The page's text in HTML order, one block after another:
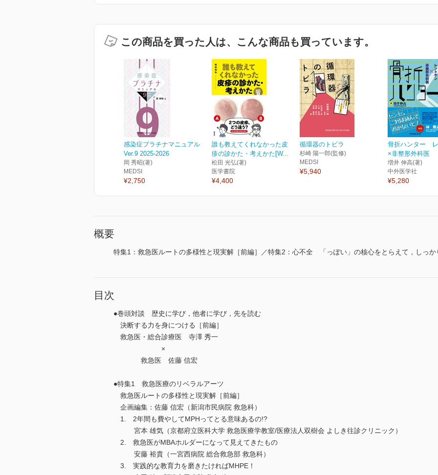
この商品を買った人は、こんな商品も買っています。
感染症プラチナマニュアル
Ver.9 2025-2026
岡 秀昭(著)
MEDSI
¥2,750
誰も教えてくれなかった皮
疹の診かた・考えかた[W...
松田 光弘(著)
医学書院
¥4,400
循環器のトビラ
杉崎 陽一郎(監修)
MEDSI
¥5,940
骨折ハンター
×非整形外科医
増井 伸高(著)
中外医学社
¥5,280
概要
特集1：救急医ルートの多様性と現実解［前編］／特集2：心不全 「っぽい」の核心をとらえて，しっか
目次
●巻頭対談 歴史に学び，他者に学び，先を読む
決断する力を身につける［前編］
救急医・総合診療医 寺澤 秀一
×
救急医 佐藤 信宏
●特集1 救急医療のリベラルアーツ
救急医ルートの多様性と現実解［前編］
企画編集：佐藤 信宏（新潟市民病院 救急科）
1. 2年間も費やしてMPHってとる意味あるの!?
宮本 雄気（京都府立医科大学 救急医療学教室/医療法人双樹会 よしき往診クリニック）
2. 救急医がMBAホルダーになって見えてきたもの
安藤 裕貴（一宮西病院 総合救急部 救急科）
3. 実践的な教育力を磨きたければMHPE！